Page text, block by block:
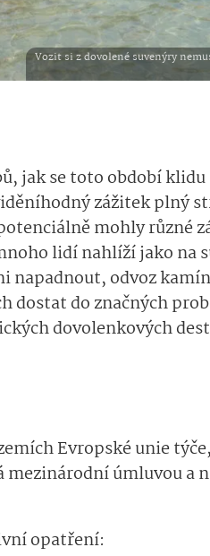
Vozit si z dovolené suvenýry
jak se toto období
zážitek plný
mohly různé
lidí nahlíží jako na
napadnout, odvoz
dostat do značných
dovolenkových
Evropské unie
mezinárodní úmluvou a
opatření: